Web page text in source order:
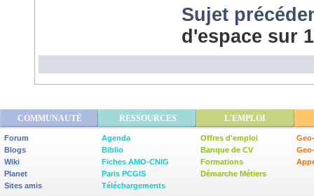
Sujet
d'espace sur
COMMUNAUTÉ RESSOURCES L'EMPLOI
Forum
Blogs
Wiki
Planet
Sites amis
Agenda
Biblio
Fiches AMO-CNIG
Paris PCGIS
Téléchargements
Offres d'emploi
Banque de CV
Formations
Démarche Métiers